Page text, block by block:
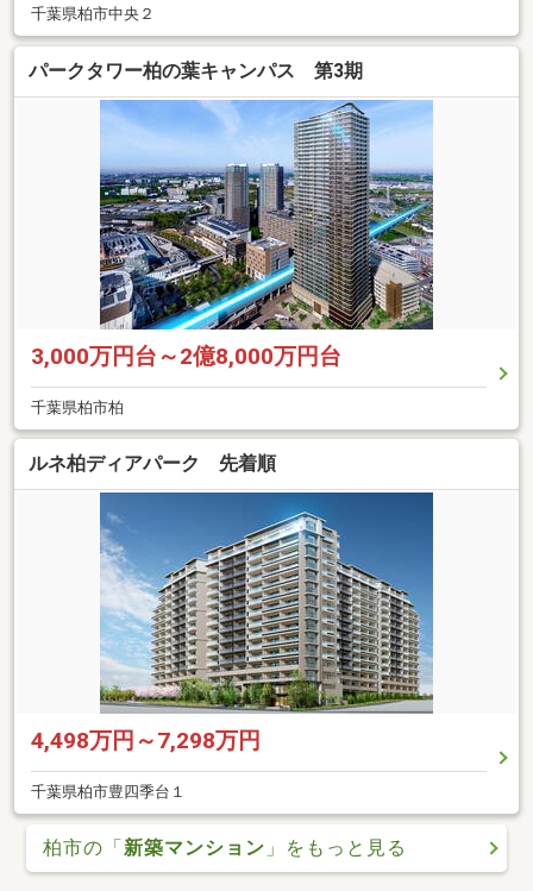
千葉県柏市中央２
パークタワー柏の葉キャンパス 第3期
3,000万円台～2億8,000万円台
千葉県柏市柏
ルネ柏ディアパーク 先着順
4,498万円～7,298万円
千葉県柏市豊四季台１
柏市の「新築マンション 」をもっと見る